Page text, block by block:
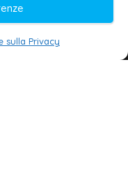
sulla Privacy
dal Ministero